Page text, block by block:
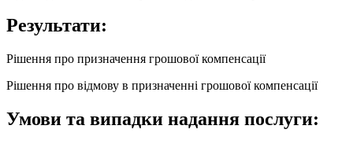
Результати:
Рішення про призначення грошової компенсації
Рішення про відмову в призначенні грошової компенсації
Умови та випадки надання послуги: